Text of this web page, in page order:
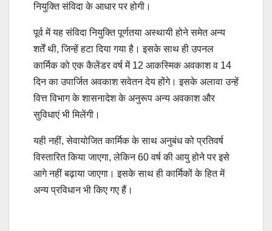
नियुक्ति संविदा के आधार पर होगी।
पूर्व में यह संविदा नियुक्ति पूर्णतया अस्थायी होने समेत अन्य
शर्तें थी, जिन्हें हटा दिया गया है। इसके साथ ही उपनल
कार्मिक को एक कैलेंडर वर्ष में 12 आकस्मिक अवकाश व 14
दिन का उपार्जित अवकाश सवेतन देय होंगे। इसके अलावा उन्हें
वित्त विभाग के शासनादेश के अनुरूप अन्य अवकाश और
सुविधाएं भी मिलेंगी।
यही नहीं, सेवायोजित कार्मिक के साथ अनुबंध को प्रतिवर्ष
विस्तारित किया जाएगा, लेकिन 60 वर्ष की आयु होने पर इसे
आगे नहीं बढ़ाया जाएगा। इसके साथ ही कार्मिकों के हित में
अन्य प्रविधान भी किए गए हैं।